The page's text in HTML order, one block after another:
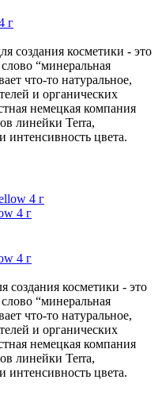
г
создания косметики - это
“минеральная
что-то натуральное,
и органических
немецкая компания
линейки Terra,
интенсивность цвета.
4 г
4 г
создания косметики - это
“минеральная
что-то натуральное,
и органических
немецкая компания
линейки Terra,
интенсивность цвета.